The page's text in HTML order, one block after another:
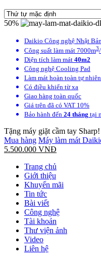
50%
Daikio Công nghệ Nhật Bản
Công suất làm mát 7000m3
Diện tích làm mát 40m2
Công nghệ Cooling Pad
Làm mát hoàn toàn tự nhiên
Có điều khiển từ xa
Giao hàng toàn quốc
Giá trên đã có VAT 10%
Bảo hành đến 24 tháng tại
Tặng máy giặt cầm tay Sharp!
Mua hàng Máy làm mát
5.500.000 VNĐ
Trang chủ
Giới thiệu
Khuyến mãi
Tin tức
Bài viết
Công nghệ
Tài khoản
Thư viện ảnh
Video
Liên hệ